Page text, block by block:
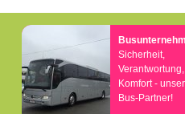
Sicherheit,
Verantwortung,
Komfort -
Bus-Partner!